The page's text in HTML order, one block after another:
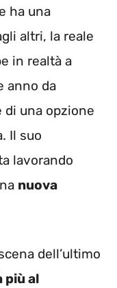
ha una
altri, la reale
in realtà a
anno da
una opzione
Il suo
lavorando
nuova
dell’ultimo
più al